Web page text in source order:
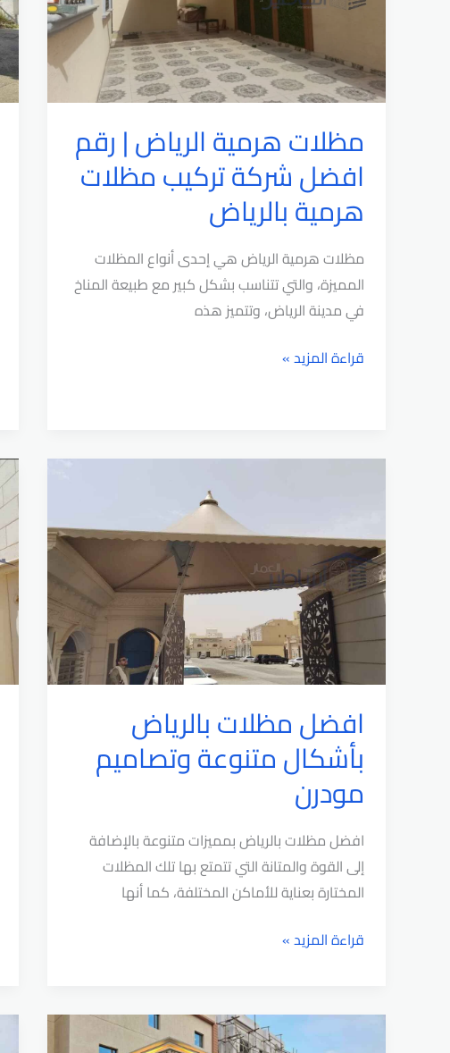
سيارات
مظلات هرمية الرياض | رقم
افضل شركة تركيب مظلات
هرمية بالرياض
مظلات هرمية الرياض هي إحدى أنواع المظلات
المميزة، والتي تتناسب بشكل كبير مع طبيعة المناخ
في مدينة الرياض، وتتميز هذه
مظلات
رقم
تركيب
مظلات
هرمية
بالرياض
قراءة المزيد »
افضل مظلات بالرياض
بأشكال متنوعة وتصاميم
مودرن
افضل مظلات بالرياض بمميزات متنوعة بالإضافة
إلى القوة والمتانة التي تتمتع بها تلك المظلات
المختارة بعناية للأماكن المختلفة، كما أنها
افضل
بأشكال
قراءة المزيد »